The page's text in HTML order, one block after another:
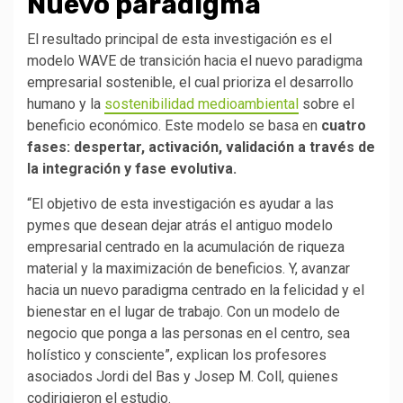
El resultado principal de esta investigación es el
modelo WAVE de transición hacia el nuevo paradigma
empresarial sostenible, el cual prioriza el desarrollo
humano y la sostenibilidad medioambiental sobre el
beneficio económico. Este modelo se basa en cuatro
fases: despertar, activación, validación a través de
la integración y fase evolutiva.
“El objetivo de esta investigación es ayudar a las
pymes que desean dejar atrás el antiguo modelo
empresarial centrado en la acumulación de riqueza
material y la maximización de beneficios. Y, avanzar
hacia un nuevo paradigma centrado en la felicidad y el
bienestar en el lugar de trabajo. Con un modelo de
negocio que ponga a las personas en el centro, sea
holístico y consciente”, explican los profesores
asociados Jordi del Bas y Josep M. Coll, quienes
codirigieron el estudio.